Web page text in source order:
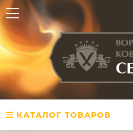
КАТАЛОГ ТОВАРОВ